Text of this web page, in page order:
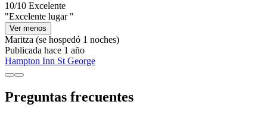
10/10 Excelente
"Excelente lugar "
Ver menos
Maritza (se hospedó 1 noches)
Publicada hace 1 año
Hampton Inn St George
Preguntas frecuentes